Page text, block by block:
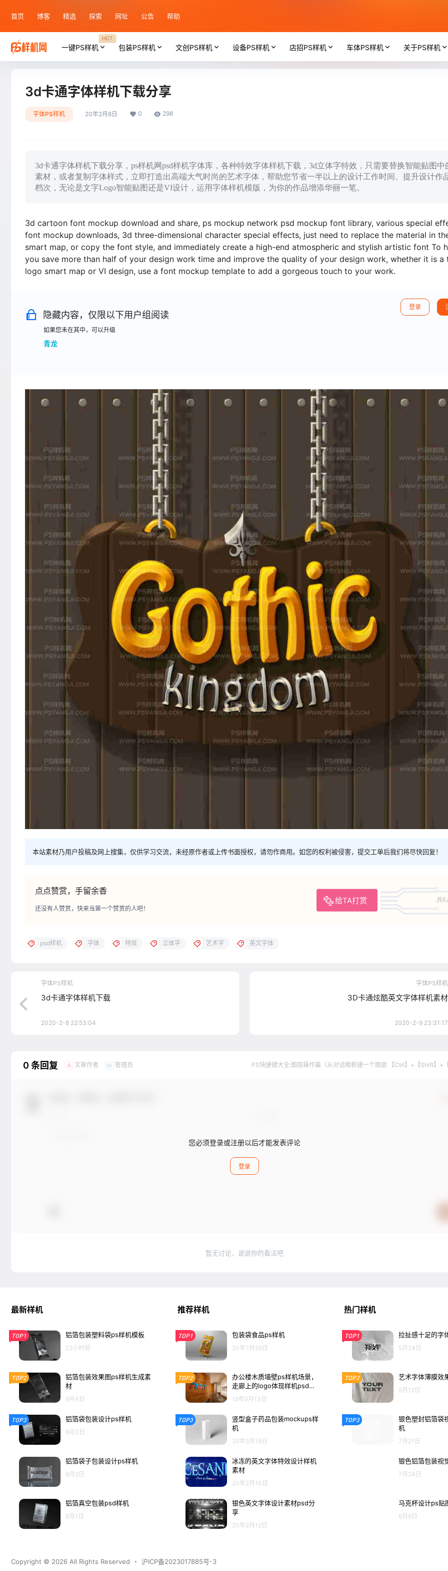
首页 博客 精选 探索 网址 公告 帮助
一键PS样机
HOT
包装PS样机 文创PS样机 设备PS样机 店招PS样机 车体PS样机 关于PS样机
3d卡通字体样机下载分享
字体PS样机 20年2月8日 0 298
3d卡通字体样机下载分享，ps样机网psd样机字体库，各种特效字体样机下载，3d立体字特效，只需要替换智能贴图中
素材，或者复制字体样式，立即打造出高端大气时尚的艺术字体，帮助您节省一半以上的设计工作时间、提升设计作
档次，无论是文字Logo智能贴图还是VI设计，运用字体样机模版，为你的作品增添华丽一笔。
3d cartoon font mockup download and share, ps mockup network psd mockup font library, various special
font mockup downloads, 3d three-dimensional character special effects, just need to replace the material in
smart map, or copy the font style, and immediately create a high-end atmospheric and stylish artistic font To
you save more than half of your design work time and improve the quality of your design work, whether it is a
logo smart map or VI design, use a font mockup template to add a gorgeous touch to your work.
隐藏内容，仅限以下用户组阅读
如果您未在其中，可以升级
青龙
登录
本站素材乃用户投稿及网上搜集，仅供学习交流，未经原作者或上传书面授权，请勿作商用。如您的权利被侵害，提交工单后我们将尽快回复！
点点赞赏，手留余香
给TA打赏 共0
还没有人赞赏，快来当第一个赞赏的人吧！
psd样机 字体 特效 立体字 艺术字 英文字体
字体PS样机
3d卡通字体样机下载
2020-2-8 22:53:04
字体PS样机
3D卡通炫酷英文字体样机素材
2020-2-9 23:31:17
0 条回复 A 文章作者 M 管理员 PS快捷键大全:图层操作篇（从对话框新建一个图层 【Ctrl】+【Shift】+【
您必须登录或注册以后才能发表评论
登录
暂无讨论，说说你的看法吧
最新样机
TOP1 铝箔包装塑料袋ps样机模板
22小时前
TOP2
铝箔包装效果图ps样机生成素
材
8月4日
TOP3 铝箔袋包装设计ps样机
8月3日
铝箔袋子包装设计ps样机
8月2日
铝箔真空包装psd样机
8月1日
推荐样机
TOP1 包装袋食品ps样机
20年7月26日
TOP2
办公楼木质墙壁ps样机场景，
走廊上的logo体现样机psd素
18年9月13日
TOP3
竖型盒子药品包装mockups样
机
20年5月19日
冰冻的英文字体特效设计样机
素材
20年2月10日
银色英文字体设计素材psd分
享
20年2月12日
热门样机
TOP1 拉扯感十足的字
5月24日
TOP2 艺术字体薄膜效
5月12日
TOP3
银色塑封铝箔袋
机
7月21日
银色铝箔包装视
7月24日
马克杯设计ps贴
6月6日
Copyright © 2026 All Rights Reserved ・ 沪ICP备2023017885号-3